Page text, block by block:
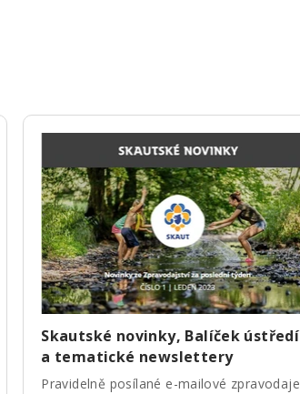
Skautské novinky, Balíček ústředí
a tematické newslettery
Pravidelně posílané e-mailové zpravodaje